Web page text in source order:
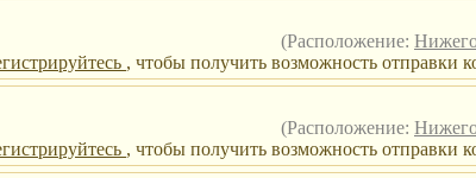
(Расположение:
, чтобы получить возможность отправки
(Расположение:
, чтобы получить возможность отправки